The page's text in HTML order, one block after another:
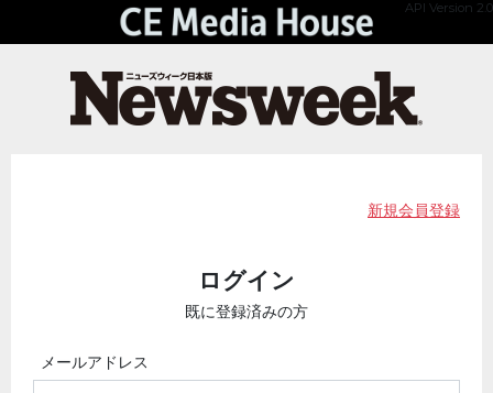
API Version 2.0
新規会員登録
ログイン
既に登録済みの方
メールアドレス